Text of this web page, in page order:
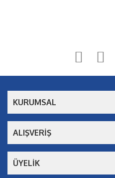
Yorum Yaz
KURUMSAL
ALIŞVERİŞ
ÜYELİK